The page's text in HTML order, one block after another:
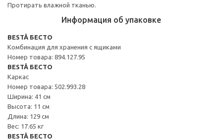
Протирать влажной тканью.
Информация об упаковке
BESTÅ БЕСТО
Комбинация для хранения с ящиками
Номер товара: 894.127.95
BESTÅ БЕСТО
Каркас
Номер товара: 502.993.28
Ширина: 41 см
Высота: 11 см
Длина: 129 см
Вес: 17.65 кг
BESTÅ БЕСТО